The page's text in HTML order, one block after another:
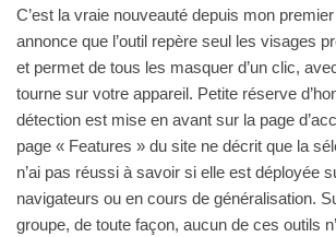
C’est la vraie nouveauté depuis mon premier
annonce que l’outil repère seul les visages
et permet de tous les masquer d’un clic,
tourne sur votre appareil. Petite réserve
détection est mise en avant sur la page
page « Features » du site ne décrit que la
n’ai pas réussi à savoir si elle est déployée
navigateurs ou en cours de généralisation.
groupe, de toute façon, aucun de ces outils